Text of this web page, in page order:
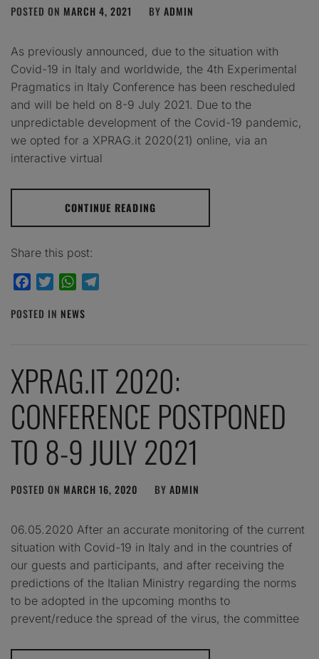
POSTED ON MARCH 4, 2021 BY ADMIN
As previously announced, due to the situation with
Covid-19 in Italy and worldwide, the 4th Experimental
Pragmatics in Italy Conference has been rescheduled
and will be held on 8-9 July 2021. Due to the
unpredictable development of the Covid-19 pandemic,
we opted for a XPRAG.it 2020(21) online, via an
interactive virtual
CONTINUE READING
Share this post:
FacebookTwitterWhatsApp
POSTED IN NEWS
XPRAG.IT 2020:
CONFERENCE POSTPONED
TO 8-9 JULY 2021
POSTED ON MARCH 16, 2020 BY ADMIN
06.05.2020 After an accurate monitoring of the current
situation with Covid-19 in Italy and in the countries of
our guests and participants, and after receiving the
predictions of the Italian Ministry regarding the norms
to be adopted in the upcoming months to
prevent/reduce the spread of the virus, the committee